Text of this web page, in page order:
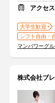
アクセス
大学生歓迎
シフト自由・
マンパワーグ
株式会社ブ